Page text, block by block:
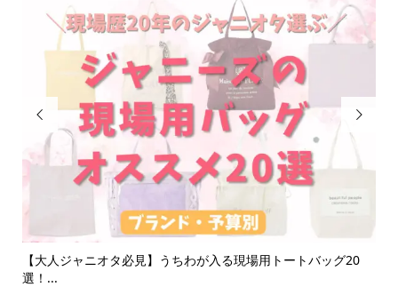

グ20
ジャニオタの量産型は絶滅危惧種！？最新の推し活トレンド服
をご...
